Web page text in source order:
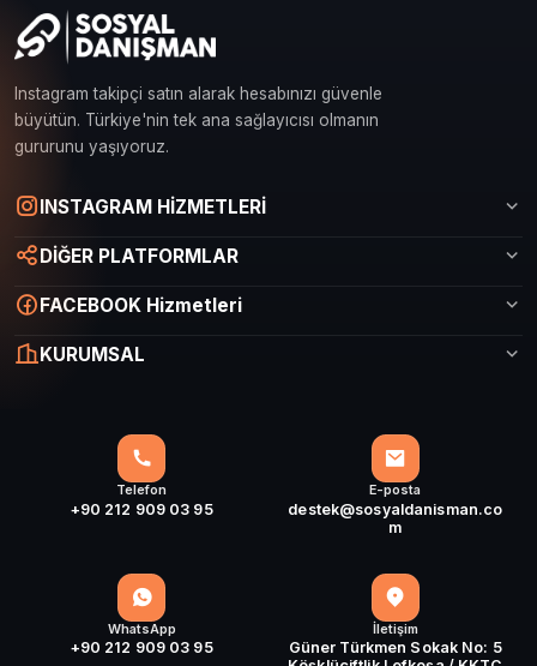
Instagram takipçi satın alarak hesabınızı güvenle
büyütün. Türkiye'nin tek ana sağlayıcısı olmanın
gururunu yaşıyoruz.
INSTAGRAM HİZMETLERİ
DİĞER PLATFORMLAR
FACEBOOK Hizmetleri
KURUMSAL
Telefon
+90 212 909 03 95
E-posta
destek@sosyaldanisman.co
m
WhatsApp
+90 212 909 03 95
İletişim
Güner Türkmen Sokak No: 5
Sosyal Danışman Canlı Destek
Çevrimiçi